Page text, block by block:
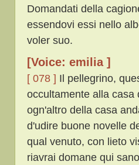
Domandati della
essendovi essi nello
voler suo.
[Voice: emilia ]
[ 078 ] Il pellegrino,
occultamente alla casa
ogn'altro della casa
d'udire buone novelle
qual venuto, con lieto
riavrai domane qui